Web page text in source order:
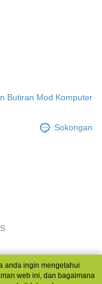
Butiran Mod Komputer
Sokongan
anda ingin mengetahui
web ini, dan bagaimana